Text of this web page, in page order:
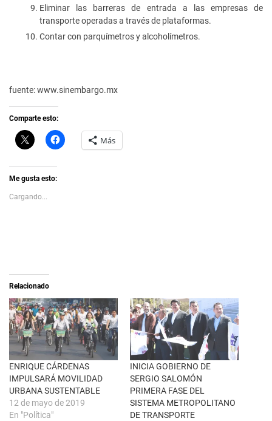
Eliminar las barreras de entrada a las empresas de
transporte operadas a través de plataformas.
Contar con parquímetros y alcoholímetros.
fuente: www.sinembargo.mx
Comparte esto:
C
l
k
t
s
h
e
b
r
e
e
n
u
n
a
e
n
t
a
n
a
n
u
H
a
e
n
F
a
c
e
b
o
o
k
(
S
e
a
b
Más
Me gusta esto:
Cargando...
Relacionado
ENRIQUE CÁRDENAS
IMPULSARÁ MOVILIDAD
URBANA SUSTENTABLE
12 de mayo de 2019
En "Política"
INICIA GOBIERNO DE
SERGIO SALOMÓN
PRIMERA FASE DEL
SISTEMA METROPOLITANO
DE TRANSPORTE